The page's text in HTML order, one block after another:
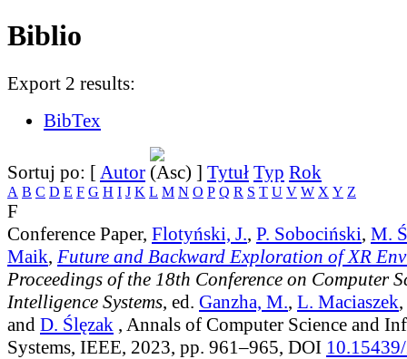
Biblio
Export 2 results:
BibTex
Sortuj po: [ Autor ] Tytuł Typ Rok
A B C D E F G H I J K L M N O P Q R S T U V W X Y Z
F
Conference Paper, Flotyński, J., P. Sobociński, M.
Maik, Future and Backward Exploration of XR
Proceedings of the 18th Conference on Computer
Intelligence Systems, ed. Ganzha, M., L. Maciaszek,
and D. Ślęzak , Annals of Computer Science and
Systems, IEEE, 2023, pp. 961–965, DOI